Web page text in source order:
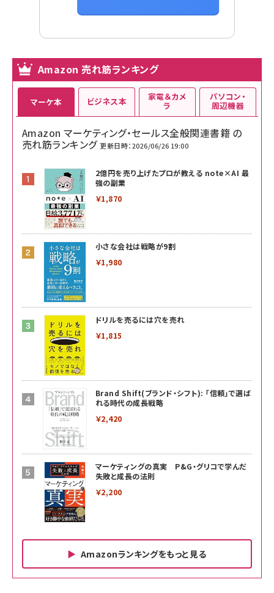
Amazon 売れ筋ランキング
マーケ本
Amazon マーケティング・セールス全般関連書籍 の
売れ筋ランキング 更新日時：2026/06/26 19:00
2億円を売り上げたプロが教える note×AI 最
強の副業
￥1,870
小さな会社は戦略が9割
￥1,980
ドリルを売るには穴を売れ
￥1,815
Brand Shift(ブランド・シフト): 「信頼」で選ば
れる時代の成長戦略
￥2,420
マーケティングの真実 P&G・グリコで学んだ
失敗と成長の法則
￥2,200
Amazonランキングをもっと見る
ビジネス本 家電＆カメ
ラ
パソコン・
周辺機器